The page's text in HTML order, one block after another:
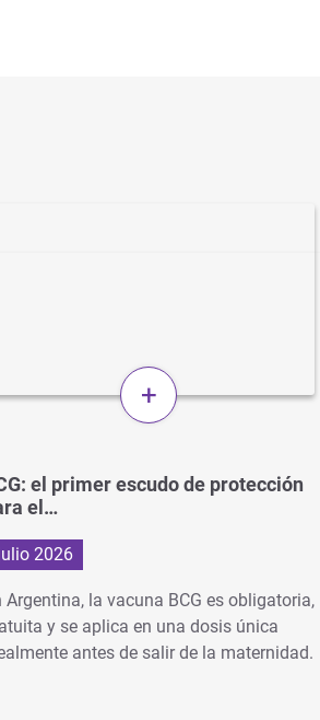
+
el primer escudo de protección
el…
2026
Argentina, la vacuna BCG es obligatoria,
y se aplica en una dosis única
antes de salir de la maternidad.